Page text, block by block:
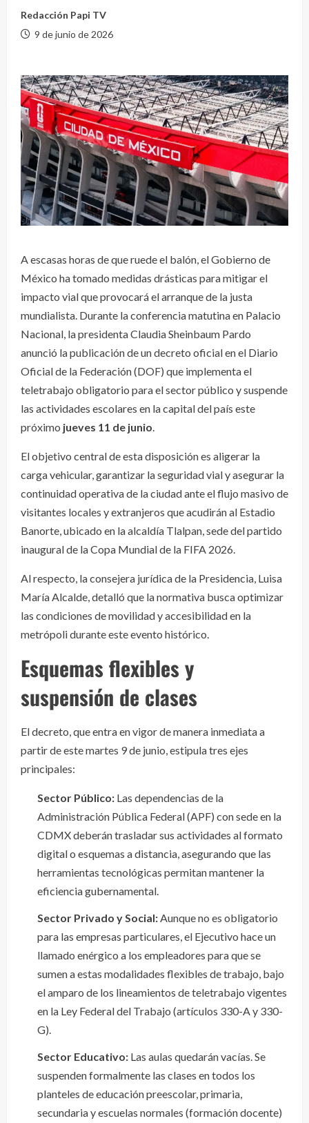
Redacción Papi TV
9 de junio de 2026
A escasas horas de que ruede el balón, el Gobierno de
México ha tomado medidas drásticas para mitigar el
impacto vial que provocará el arranque de la justa
mundialista. Durante la conferencia matutina en Palacio
Nacional, la presidenta Claudia Sheinbaum Pardo
anunció la publicación de un decreto oficial en el Diario
Oficial de la Federación (DOF) que implementa el
teletrabajo obligatorio para el sector público y suspende
las actividades escolares en la capital del país este
próximo jueves 11 de junio.
El objetivo central de esta disposición es aligerar la
carga vehicular, garantizar la seguridad vial y asegurar la
continuidad operativa de la ciudad ante el flujo masivo de
visitantes locales y extranjeros que acudirán al Estadio
Banorte, ubicado en la alcaldía Tlalpan, sede del partido
inaugural de la Copa Mundial de la FIFA 2026.
Al respecto, la consejera jurídica de la Presidencia, Luisa
María Alcalde, detalló que la normativa busca optimizar
las condiciones de movilidad y accesibilidad en la
metrópoli durante este evento histórico.
Esquemas flexibles y
suspensión de clases
El decreto, que entra en vigor de manera inmediata a
partir de este martes 9 de junio, estipula tres ejes
principales:
Sector Público: Las dependencias de la
Administración Pública Federal (APF) con sede en la
CDMX deberán trasladar sus actividades al formato
digital o esquemas a distancia, asegurando que las
herramientas tecnológicas permitan mantener la
eficiencia gubernamental.
Sector Privado y Social:Aunque no es obligatorio
para las empresas particulares, el Ejecutivo hace un
llamado enérgico a los empleadores para que se
sumen a estas modalidades flexibles de trabajo, bajo
el amparo de los lineamientos de teletrabajo vigentes
en la Ley Federal del Trabajo (artículos 330-A y 330-
G).
Sector Educativo: Las aulas quedarán vacías. Se
suspenden formalmente las clases en todos los
planteles de educación preescolar, primaria,
secundaria y escuelas normales (formación docente)